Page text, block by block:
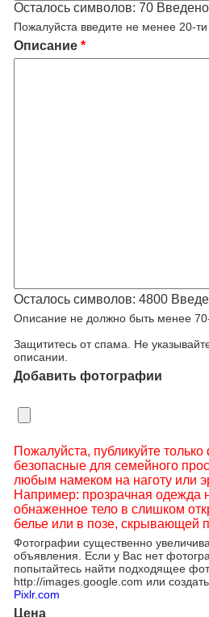
Осталось символов: 70
Пожалуйста введите не менее 20-
Описание *
Осталось символов: 4800
Описание не должно быть менее
Защититесь от спама. Не
описании.
Добавить фотографии
Пожалуйста, публикуйте
безопасные для семейного
любым намеком на наготу или
Например: прозрачная одежда
обнаженное тело в слишком
белье или в позе, скрывающей
Фотографии существенно
объявления. Если у Вас нет
попытайтесь найти подходящее
http://images.google.com или
Pixlr.com
Цена